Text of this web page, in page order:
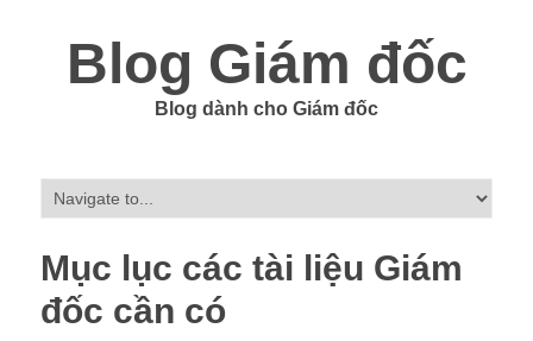
Blog Giám đốc
Blog dành cho Giám đốc
Mục lục các tài liệu Giám
đốc cần có